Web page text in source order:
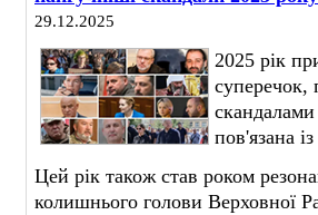
29.12.2025
2025 рік
суперечок,
скандалами
пов'язана
Цей рік також став роком
колишнього голови Верховної